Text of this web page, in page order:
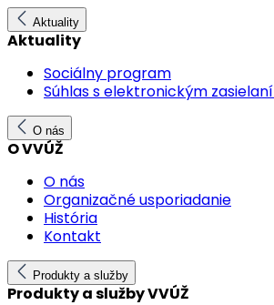
Aktuality
Aktuality
Sociálny program
Súhlas s elektronickým
O nás
O VVÚŽ
O nás
Organizačné usporiadanie
História
Kontakt
Produkty a služby
Produkty a služby VVÚŽ